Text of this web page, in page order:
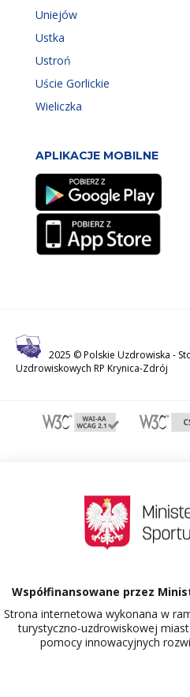
Uniejów
Ustka
Ustroń
Uście Gorlickie
Wieliczka
APLIKACJE MOBILNE
2025 © Polskie Uzdrowiska -
Uzdrowiskowych RP Krynica-Zdrój
Współfinansowane przez
Strona internetowa wykonana w
turystyczno-uzdrowiskowej
pomocy innowacyjnych